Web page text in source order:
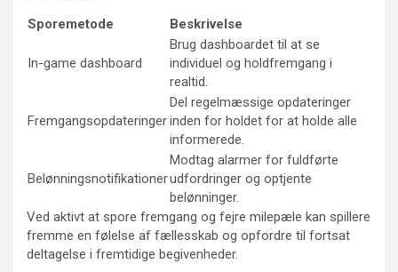
Sporemetode Beskrivelse
In-game dashboard
Brug dashboardet til at se
individuel og holdfremgang i
realtid.
Fremgangsopdateringer
Del regelmæssige opdateringer
inden for holdet for at holde alle
informerede.
Belønningsnotifikationer
Modtag alarmer for fuldførte
udfordringer og optjente
belønninger.
Ved aktivt at spore fremgang og fejre milepæle kan spillere
fremme en følelse af fællesskab og opfordre til fortsat
deltagelse i fremtidige begivenheder.